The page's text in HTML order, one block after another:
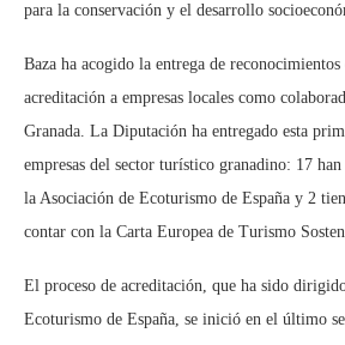
para la conservación y el desarrollo
Baza ha acogido la entrega de
acreditación a empresas locales como
Granada. La Diputación ha entregado esta
empresas del sector turístico granadino: 17
la Asociación de Ecoturismo de España y 2
contar con la Carta Europea de Turismo
El proceso de acreditación, que ha sido
Ecoturismo de España, se inició en el último